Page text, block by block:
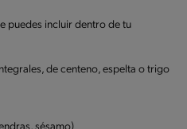
puedes incluir dentro de tu
de centeno, espelta o trigo